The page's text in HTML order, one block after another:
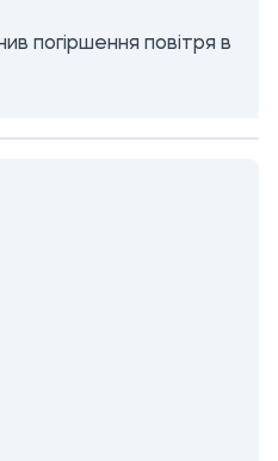
погіршення повітря в